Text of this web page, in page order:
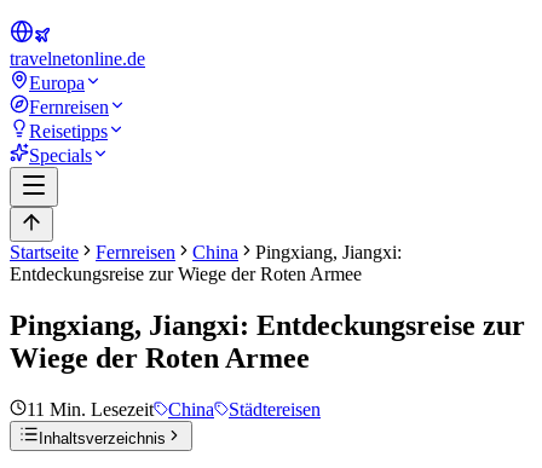
travelnetonline.de
Europa
Fernreisen
Reisetipps
Specials
Startseite Fernreisen China
Pingxiang, Jiangxi:
Entdeckungsreise zur Wiege der Roten Armee
Pingxiang, Jiangxi: Entdeckungsreise zur
Wiege der Roten Armee
11 Min. Lesezeit China Städtereisen
Inhaltsverzeichnis